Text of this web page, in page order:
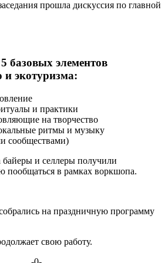
прошла дискуссия по главной
базовых элементов
и экотуризма:
и практики
на творчество
ритмы и музыку
сообществами)
байеры и селлеры получили
пообщаться в рамках воркшопа.
на праздничную программу
свою работу.